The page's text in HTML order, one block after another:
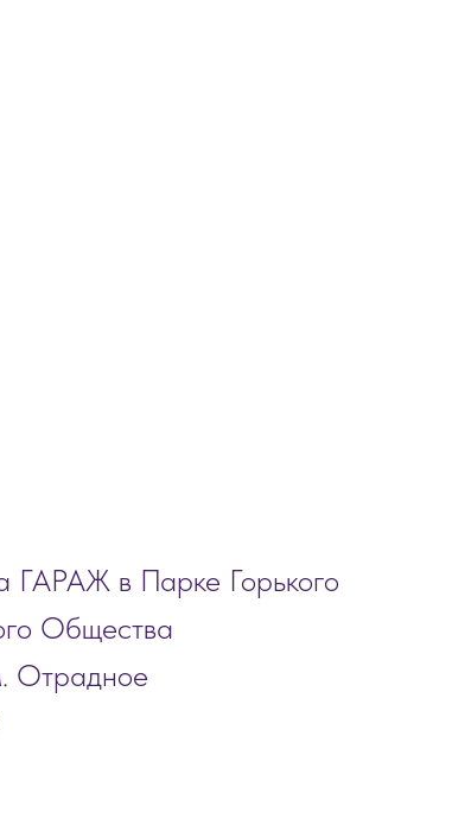
ГАРАЖ в Парке Горького
Общества
Отрадное